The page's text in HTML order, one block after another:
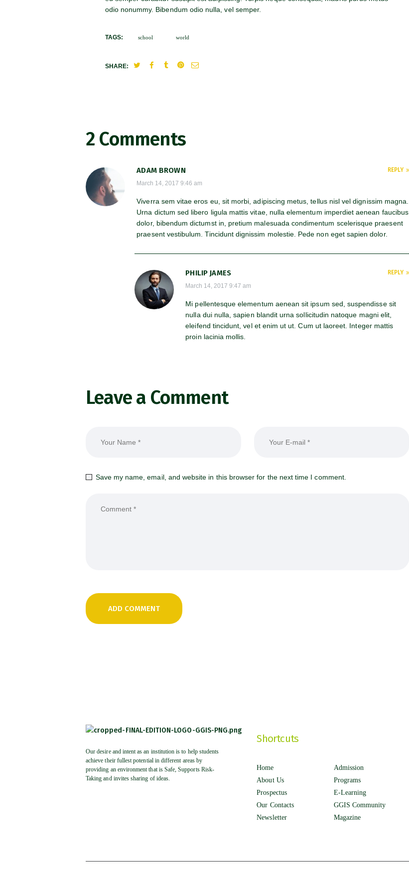
odio nonummy. Bibendum odio nulla, vel semper.
TAGS: school world
SHARE:
2 Comments
ADAM BROWN
March 14, 2017 9:46 am
REPLY
Viverra sem vitae eros eu, sit morbi, adipiscing metus, tellus nisl vel dignissim magna.
Urna dictum sed libero ligula mattis vitae, nulla elementum imperdiet aenean faucibus
dolor, bibendum dictumst in, pretium malesuada condimentum scelerisque praesent
praesent vestibulum. Tincidunt dignissim molestie. Pede non eget sapien dolor.
PHILIP JAMES
March 14, 2017 9:47 am
REPLY
Mi pellentesque elementum aenean sit ipsum sed, suspendisse sit
nulla dui nulla, sapien blandit urna sollicitudin natoque magni elit,
eleifend tincidunt, vel et enim ut ut. Cum ut laoreet. Integer mattis
proin lacinia mollis.
Leave a Comment
Save my name, email, and website in this browser for the next time I comment.
Our desire and intent as an institution is to help students
achieve their fullest potential in different areas by
providing an environment that is Safe, Supports Risk-
Taking and invites sharing of ideas.
Shortcuts
Home
Admission
About Us
Programs
Prospectus
E-Learning
Our Contacts
GGIS Community
Newsletter
Magazine